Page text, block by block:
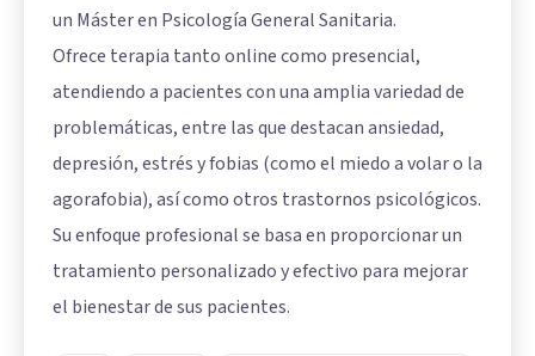
un Máster en Psicología General Sanitaria.
Ofrece terapia tanto online como presencial,
atendiendo a pacientes con una amplia variedad de
problemáticas, entre las que destacan ansiedad,
depresión, estrés y fobias (como el miedo a volar o la
agorafobia), así como otros trastornos psicológicos.
Su enfoque profesional se basa en proporcionar un
tratamiento personalizado y efectivo para mejorar
el bienestar de sus pacientes.